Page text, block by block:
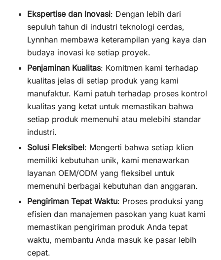
Ekspertise dan Inovasi: Dengan lebih dari
sepuluh tahun di industri teknologi cerdas,
Lynnhan membawa keterampilan yang kaya dan
budaya inovasi ke setiap proyek.
Penjaminan Kualitas: Komitmen kami terhadap
kualitas jelas di setiap produk yang kami
manufaktur. Kami patuh terhadap proses kontrol
kualitas yang ketat untuk memastikan bahwa
setiap produk memenuhi atau melebihi standar
industri.
Solusi Fleksibel: Mengerti bahwa setiap klien
memiliki kebutuhan unik, kami menawarkan
layanan OEM/ODM yang fleksibel untuk
memenuhi berbagai kebutuhan dan anggaran.
Pengiriman Tepat Waktu: Proses produksi yang
efisien dan manajemen pasokan yang kuat kami
memastikan pengiriman produk Anda tepat
waktu, membantu Anda masuk ke pasar lebih
cepat.